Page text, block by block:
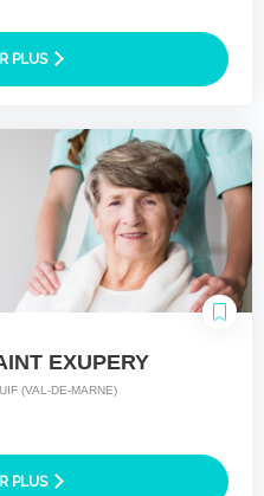
PLUS
EXUPERY
(VAL-DE-MARNE)
PLUS